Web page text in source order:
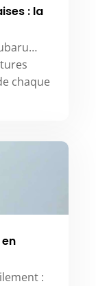
: la
chaque
: